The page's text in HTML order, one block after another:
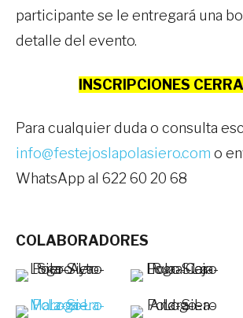
participante se le entregará una
detalle del evento.
INSCRIPCIONES
Para cualquier duda o consulta
info@festejoslapolasiero.com o
WhatsApp al 622 60 20 68
COLABORADORES